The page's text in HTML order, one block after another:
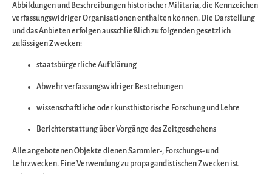
Entschuldigen Sie
bitte die
Wir arbeiten an
großartigen Sache
Abbildungen und Beschreibungen historischer Militaria, die Kennzeichen
verfassungswidriger Organisationen enthalten können. Die Darstellung
und das Anbieten erfolgen ausschließlich zu folgenden gesetzlich
zulässigen Zwecken:
staatsbürgerliche Aufklärung
Abwehr verfassungswidriger Bestrebungen
wissenschaftliche oder kunsthistorische Forschung und Lehre
Berichterstattung über Vorgänge des Zeitgeschehens
Alle angebotenen Objekte dienen Sammler-, Forschungs- und
Lehrzwecken. Eine Verwendung zu propagandistischen Zwecken ist